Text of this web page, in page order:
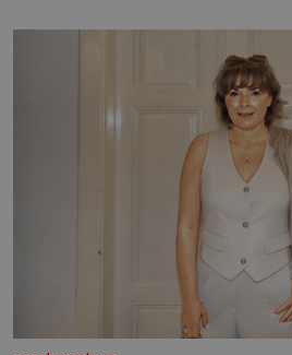
mi knihy, práce a hlavně klid.